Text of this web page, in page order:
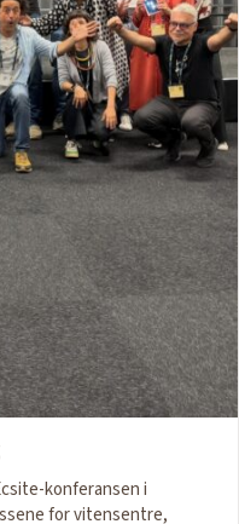
konferansen i
for vitensentre,